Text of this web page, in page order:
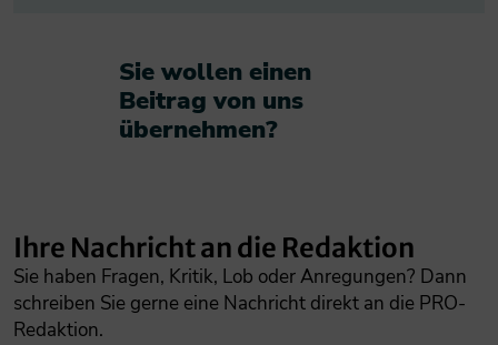
Sie wollen einen
Beitrag von uns
übernehmen?​
Ihre Nachricht an die Redaktion
Sie haben Fragen, Kritik, Lob oder Anregungen? Dann
schreiben Sie gerne eine Nachricht direkt an die PRO-
Redaktion.